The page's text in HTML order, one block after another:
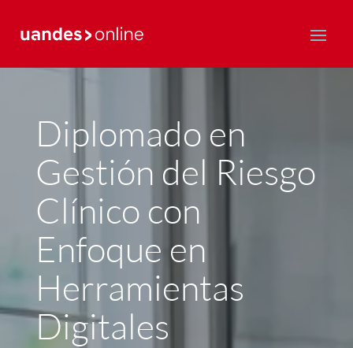
Postgrado y Educación Continua
Diplomado en
Gestión del Riesgo
Clínico con
Enfoque en
Herramientas
Digitales